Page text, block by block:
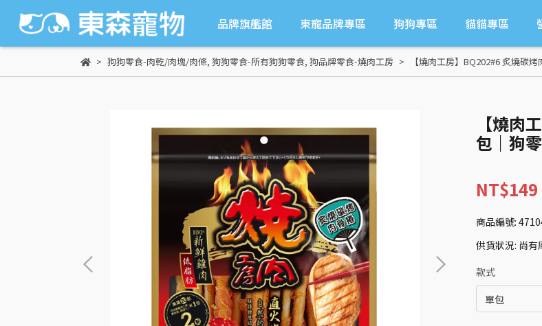
品牌旗艦館 東寵品牌專區 狗狗專區 貓貓專區
狗狗零食-肉乾/肉塊/肉條, 狗狗零食-所有狗狗零食, 狗品牌零食-燒肉工房 【燒肉工房】BQ202#6 炙燒碳
【燒肉
包｜狗
NT$149
商品編號:
供貨狀況: 尚有
款式